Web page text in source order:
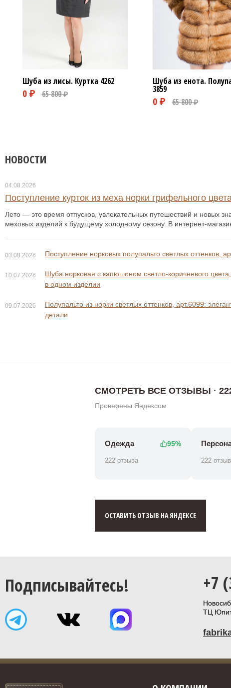
Шуба из лисы. Куртка 4262
0 ₽ 65 800 ₽
Шуба из енота.
3859
НОВОСТИ
04.08.2026
Поступление курток из меха норки грифельного
Лето — это время отпусков, увлекательных путешествий и новых
меховых изделий к будущему холодному сезону. В интернет-
03.08.2026 Поступление норковых полупальто светлых оттенков,
10.07.2026
Шуба норковая с капюшоном светло-коричневого
в одном изделии
09.07.2026
Полупальто из норки светлых оттенков, арт.6099:
детали
СМОТРЕТЬ ВСЕ ОТЗЫВЫ ·
Проверены Яндексом
Одежда 95%
222 отзыва 222
ОСТАВИТЬ ОТЗЫВ НА ЯНДЕКСЕ
Подписывайтесь! +7
ТЦ